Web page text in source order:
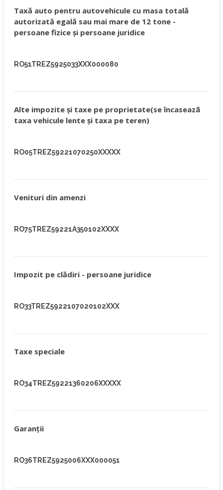
Taxă auto pentru autovehicule cu masa totală
autorizată egală sau mai mare de 12 tone -
persoane fizice şi persoane juridice
RO51TREZ5925033XXX000080
Alte impozite şi taxe pe proprietate(se încaseazã
taxa vehicule lente şi taxa pe teren)
RO05TREZ59221070250XXXXX
Venituri din amenzi
RO75TREZ59221A350102XXXX
Impozit pe clădiri - persoane juridice
RO33TREZ5922107020102XXX
Taxe speciale
RO34TREZ59221360206XXXXX
Garanţii
RO36TREZ5925006XXX000051